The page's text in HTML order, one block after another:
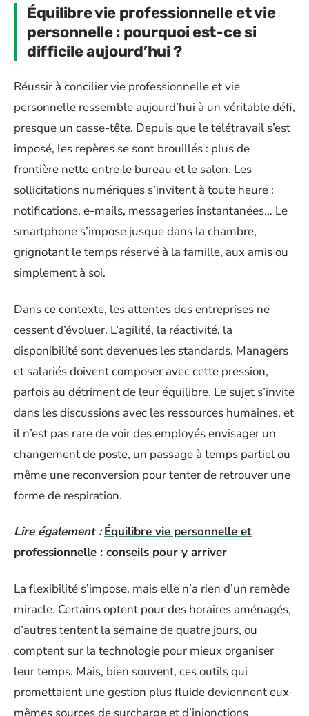
Équilibre vie professionnelle et vie
personnelle : pourquoi est-ce si
difficile aujourd’hui ?
Réussir à concilier vie professionnelle et vie
personnelle ressemble aujourd’hui à un véritable défi,
presque un casse-tête. Depuis que le télétravail s’est
imposé, les repères se sont brouillés : plus de
frontière nette entre le bureau et le salon. Les
sollicitations numériques s’invitent à toute heure :
notifications, e-mails, messageries instantanées… Le
smartphone s’impose jusque dans la chambre,
grignotant le temps réservé à la famille, aux amis ou
simplement à soi.
Dans ce contexte, les attentes des entreprises ne
cessent d’évoluer. L’agilité, la réactivité, la
disponibilité sont devenues les standards. Managers
et salariés doivent composer avec cette pression,
parfois au détriment de leur équilibre. Le sujet s’invite
dans les discussions avec les ressources humaines, et
il n’est pas rare de voir des employés envisager un
changement de poste, un passage à temps partiel ou
même une reconversion pour tenter de retrouver une
forme de respiration.
Lire également : Équilibre vie personnelle et
professionnelle : conseils pour y arriver
La flexibilité s’impose, mais elle n’a rien d’un remède
miracle. Certains optent pour des horaires aménagés,
d’autres tentent la semaine de quatre jours, ou
comptent sur la technologie pour mieux organiser
leur temps. Mais, bien souvent, ces outils qui
promettaient une gestion plus fluide deviennent eux-
mêmes sources de surcharge et d’injonctions